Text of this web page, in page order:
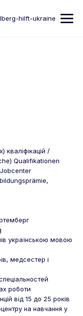
кваліфікацій /
Qualifikationen
українською мовою
медсестер і
роботи
від 15 до 25 років
на навчання у